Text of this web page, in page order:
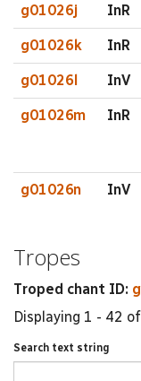
g01026j InR
g01026k InR
g01026l InV
g01026m InR
g01026n InV
Tropes
Troped chant ID:
Displaying 1 - 42
Search text string